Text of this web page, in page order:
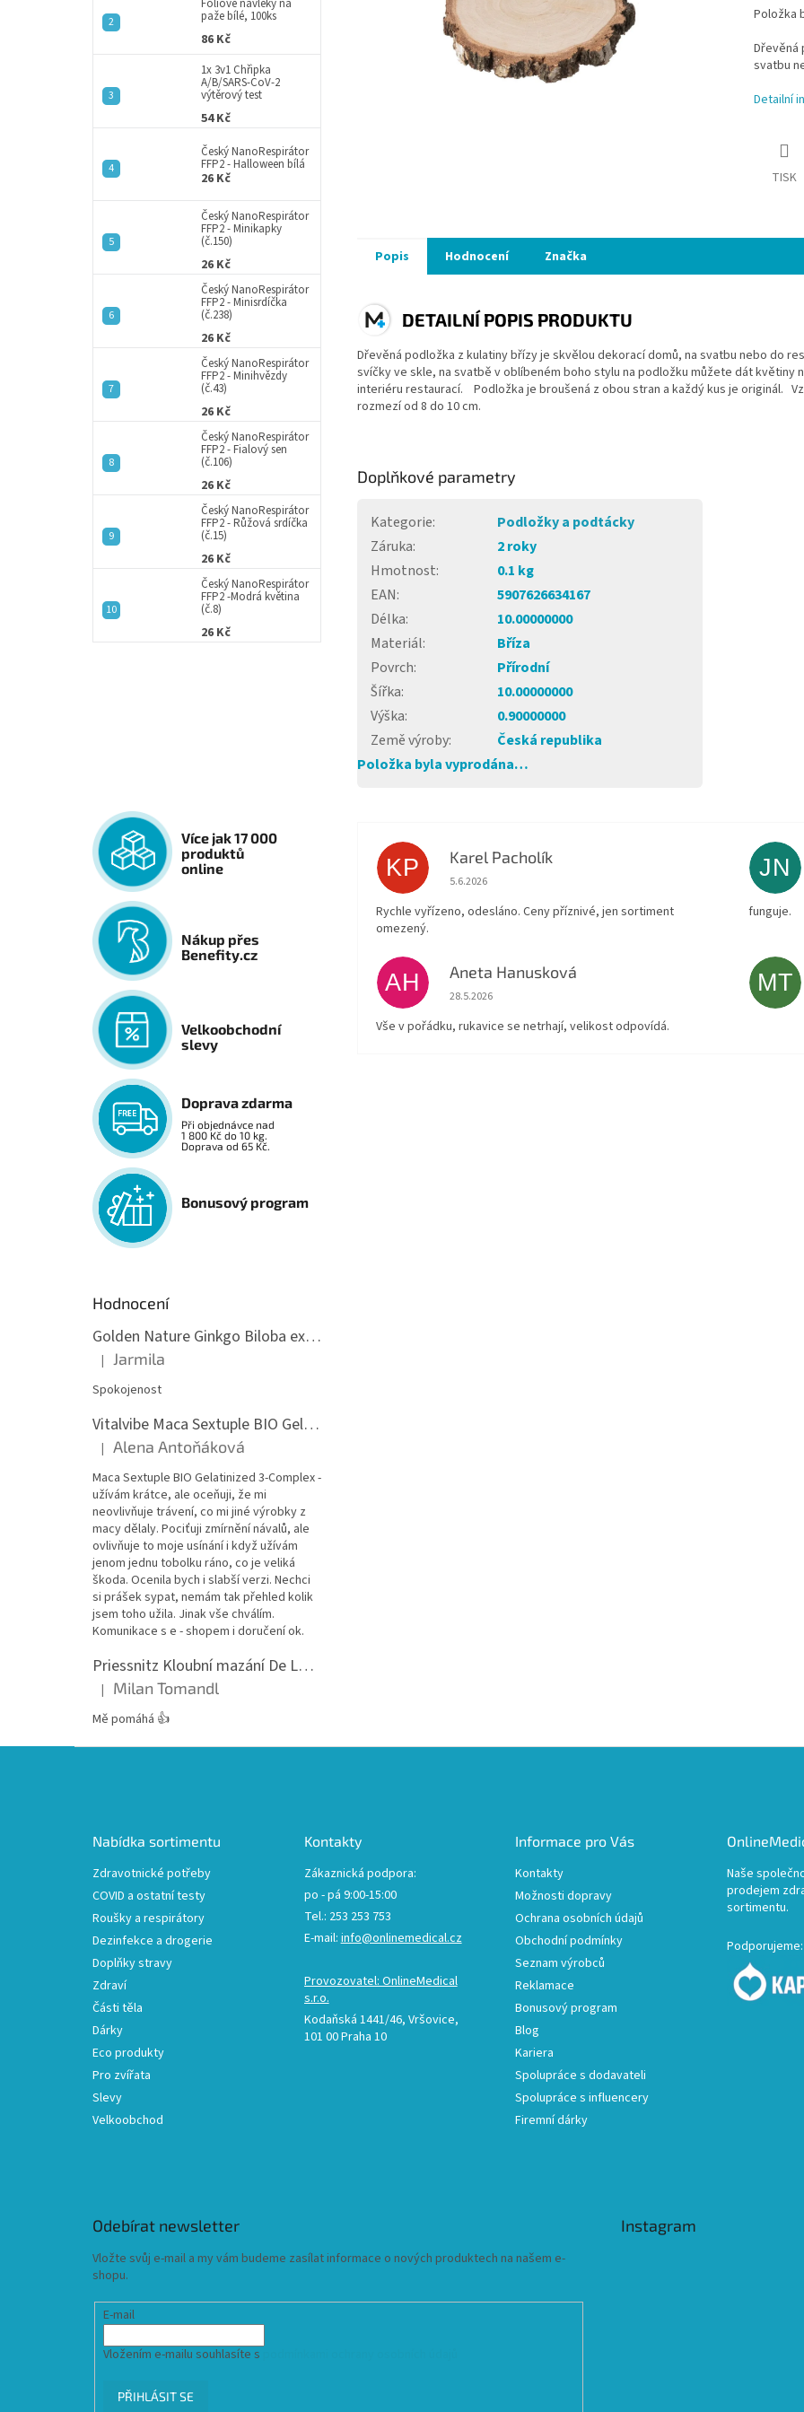
paže bílé, 100ks
86 Kč
1x 3v1 Chřipka
A/B/SARS-CoV-2
výtěrový test
54 Kč
Český NanoRespirátor
FFP2 - Halloween bílá
26 Kč
Český NanoRespirátor
FFP2 - Minikapky
(č.150)
26 Kč
Český NanoRespirátor
FFP2 - Minisrdíčka
(č.238)
26 Kč
Český NanoRespirátor
FFP2 - Minihvězdy
(č.43)
26 Kč
Český NanoRespirátor
FFP2 - Fialový sen
(č.106)
26 Kč
Český NanoRespirátor
FFP2 - Růžová srdíčka
(č.15)
26 Kč
Český NanoRespirátor
FFP2 -Modrá květina
(č.8)
26 Kč
Více jak 17 000
produktů
online
Nákup přes
Benefity.cz
Velkoobchodní
slevy
Doprava zdarma
Při objednávce nad
1 800 Kč do 10 kg.
Doprava od 65 Kč.
Bonusový program
Hodnocení
Golden Nature Ginkgo Biloba extrakt 50:1 60mg, 100 kapslí
Hodnocení produktu je 5 z 5 hvězdiček.
| Jarmila
Spokojenost
Vitalvibe Maca Sextuple BIO Gelatinized 3-Complex, 60 kapslí
Hodnocení produktu je 5 z 5 hvězdiček.
| Alena Antoňáková
Maca Sextuple BIO Gelatinized 3-Complex -
užívám krátce, ale oceňuji, že mi
neovlivňuje trávení, co mi jiné výrobky z
macy dělaly. Pociťuji zmírnění návalů, ale
ovlivňuje to moje usínání i když užívám
jenom jednu tobolku ráno, co je veliká
škoda. Ocenila bych i slabší verzi. Nechci
si prášek sypat, nemám tak přehled kolik
jsem toho užila. Jinak vše chválím.
Komunikace s e - shopem i doručení ok.
Priessnitz Kloubní mazání De Luxe, 200ml
Hodnocení produktu je 5 z 5 hvězdiček.
| Milan Tomandl
Mě pomáhá 👍
Položka
Dřevěná
svatbu
Detailní
TISK
Popis Hodnocení Značka
DETAILNÍ POPIS PRODUKTU
Dřevěná podložka z kulatiny břízy je skvělou dekorací domů, na svatbu nebo do
svíčky ve skle, na svatbě v oblíbeném boho stylu na podložku můžete dát květiny
interiéru restaurací. Podložka je broušená z obou stran a každý kus je originál.
rozmezí od 8 do 10 cm.
Doplňkové parametry
Kategorie:
Podložky a podtácky
Záruka:
2 roky
Hmotnost:
0.1 kg
EAN:
5907626634167
Délka:
10.00000000
Materiál:
Bříza
Povrch:
Přírodní
Šířka:
10.00000000
Výška:
0.90000000
Země výroby:
Česká republika
Položka byla vyprodána…
KP Karel Pacholík
Hodnocení obchodu je 4 z 5 hvězdiček.
5.6.2026
Rychle vyřízeno, odesláno. Ceny příznivé, jen sortiment
omezený.
JN
funguje.
AH Aneta Hanusková
Hodnocení obchodu je 5 z 5 hvězdiček.
28.5.2026
Vše v pořádku, rukavice se netrhají, velikost odpovídá.
MT
Nabídka sortimentu
Zdravotnické potřeby
COVID a ostatní testy
Roušky a respirátory
Dezinfekce a drogerie
Doplňky stravy
Zdraví
Části těla
Dárky
Eco produkty
Pro zvířata
Slevy
Velkoobchod
Kontakty
Zákaznická podpora:
po - pá 9:00-15:00
Tel.: 253 253 753
E-mail: info@onlinemedical.cz
Provozovatel: OnlineMedical
s.r.o.
Kodaňská 1441/46, Vršovice,
101 00 Praha 10
Informace pro Vás
Kontakty
Možnosti dopravy
Ochrana osobních údajů
Obchodní podmínky
Seznam výrobců
Reklamace
Bonusový program
Blog
Kariera
Spolupráce s dodavateli
Spolupráce s influencery
Firemní dárky
Naše
prodejem
sortimentu.
Podporujeme:
Odebírat newsletter
Vložte svůj e-mail a my vám budeme zasílat informace o nových produktech na našem e-
shopu.
E-mail
Vložením e-mailu souhlasíte s
PŘIHLÁSIT SE
Instagram